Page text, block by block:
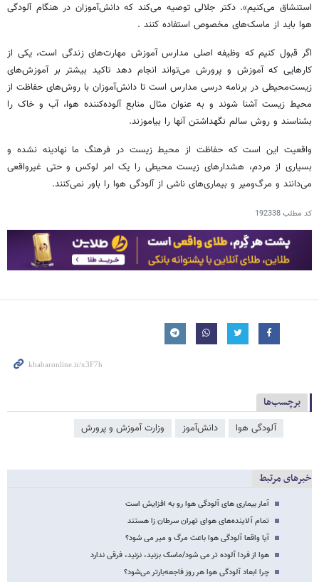
استنشاق می‌کنیم». دکتر جلالی توصیه می‌کند که دانش‌آموزان در هنگام آلودگی
هوا باید از ماسک‌های مخصوص استفاده کنند .
اگر قبول کنیم که وظیفه اصلی مدارس آموزش مهارت‌های زندگی است، یکی از
کارهایی که آموزش و پرورش می‌تواند انجام دهد تاکید بیشتر بر آموزش‌های
زیست‌محیطی در برنامه درسی مدارس است تا دانش‌آموزان با روش‌های حفاظت از
محیط زیست آشنا شوند و به عنوان مثال منابع آلوده‌کننده هوا، آب و خاک را
بشناسند و روش سالم نگهداشتن آنها را بیاموزند.
واقعیت این است که حفاظت از محیط زیست در فرهنگ ما نهادینه نشده و
بسیاری از مردم، هشدارهای زیست محیطی را یک امر لوکس و حتی غیرواقعی
می‌دانند و مرگ‌ومیر و بیماری‌های ناشی از آلودگی هوا را باور نمی‌کنند.
کد مطلب192338
برچسب‌ها
آلودگی هوا دانش‌آموز وزارت آموزش و پرورش
خبرهای مرتبط
آمار بیماری های آلودگی هوا رو به افزایش است
تمام آلاینده‌های هوای تهران سرطان زا هستند
آیا واقعا آلودگی هوا باعث مرگ و میر می شود؟
هوا از فردا آلوده تر می شود/ماسک بزنید، نزنید، فرقی ندارد
چرا ابعاد آلودگی هوا هر روز فاجعه‌بارتر می‌شود؟